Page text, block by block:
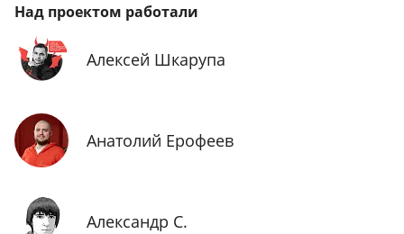
Над проектом работали
Алексей Шкарупа
Анатолий Ерофеев
Александр С.